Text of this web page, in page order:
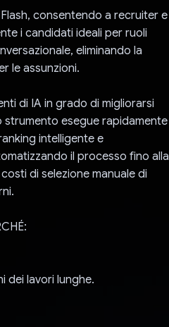
consentendo a recruiter e
i candidati ideali per ruoli
eliminando la
le assunzioni.
di IA in grado di migliorarsi
esegue rapidamente
intelligente e
il processo fino alla
di selezione manuale di
dei lavori lunghe.